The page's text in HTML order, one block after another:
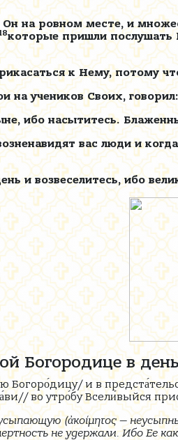
на ровном месте, и
которые пришли послушать
к Нему, потому
на учеников Своих,
ибо насытитесь.
вас люди и
и возвеселитесь, ибо
Богородице в
Богоро́дицу/ и в
во утро́бу Всели́выйся
(ἀκοίμητος —
не удержали. Ибо Ее